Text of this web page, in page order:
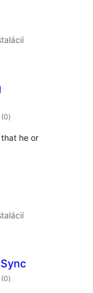
(0celkové
hodnotenie
)
he or
(0celkové
hodnotenie
)